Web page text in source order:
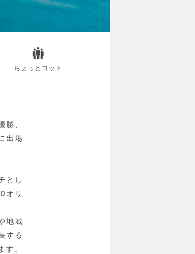
ちょっとヨット
勝、
出場
とし
オリ
地域
する
。